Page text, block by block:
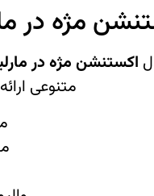
مژه در
اکستنشن مژه در
متنوعی